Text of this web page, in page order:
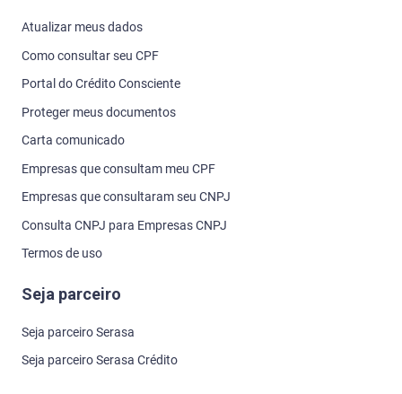
Atualizar meus dados
Como consultar seu CPF
Portal do Crédito Consciente
Proteger meus documentos
Carta comunicado
Empresas que consultam meu CPF
Empresas que consultaram seu CNPJ
Consulta CNPJ para Empresas CNPJ
Termos de uso
Seja parceiro
Seja parceiro Serasa
Seja parceiro Serasa Crédito